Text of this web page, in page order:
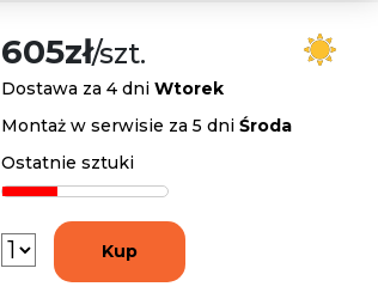
605zł/szt.
Dostawa za 4 dni Wtorek
Montaż w serwisie za 5 dni Środa
Ostatnie sztuki
Kup